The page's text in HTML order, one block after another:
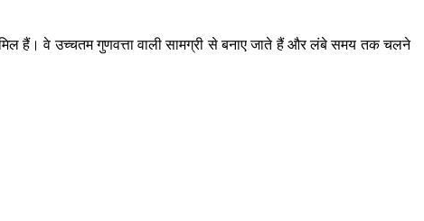
हैं। वे उच्चतम गुणवत्ता वाली सामग्री से बनाए जाते हैं और लंबे समय तक चलने